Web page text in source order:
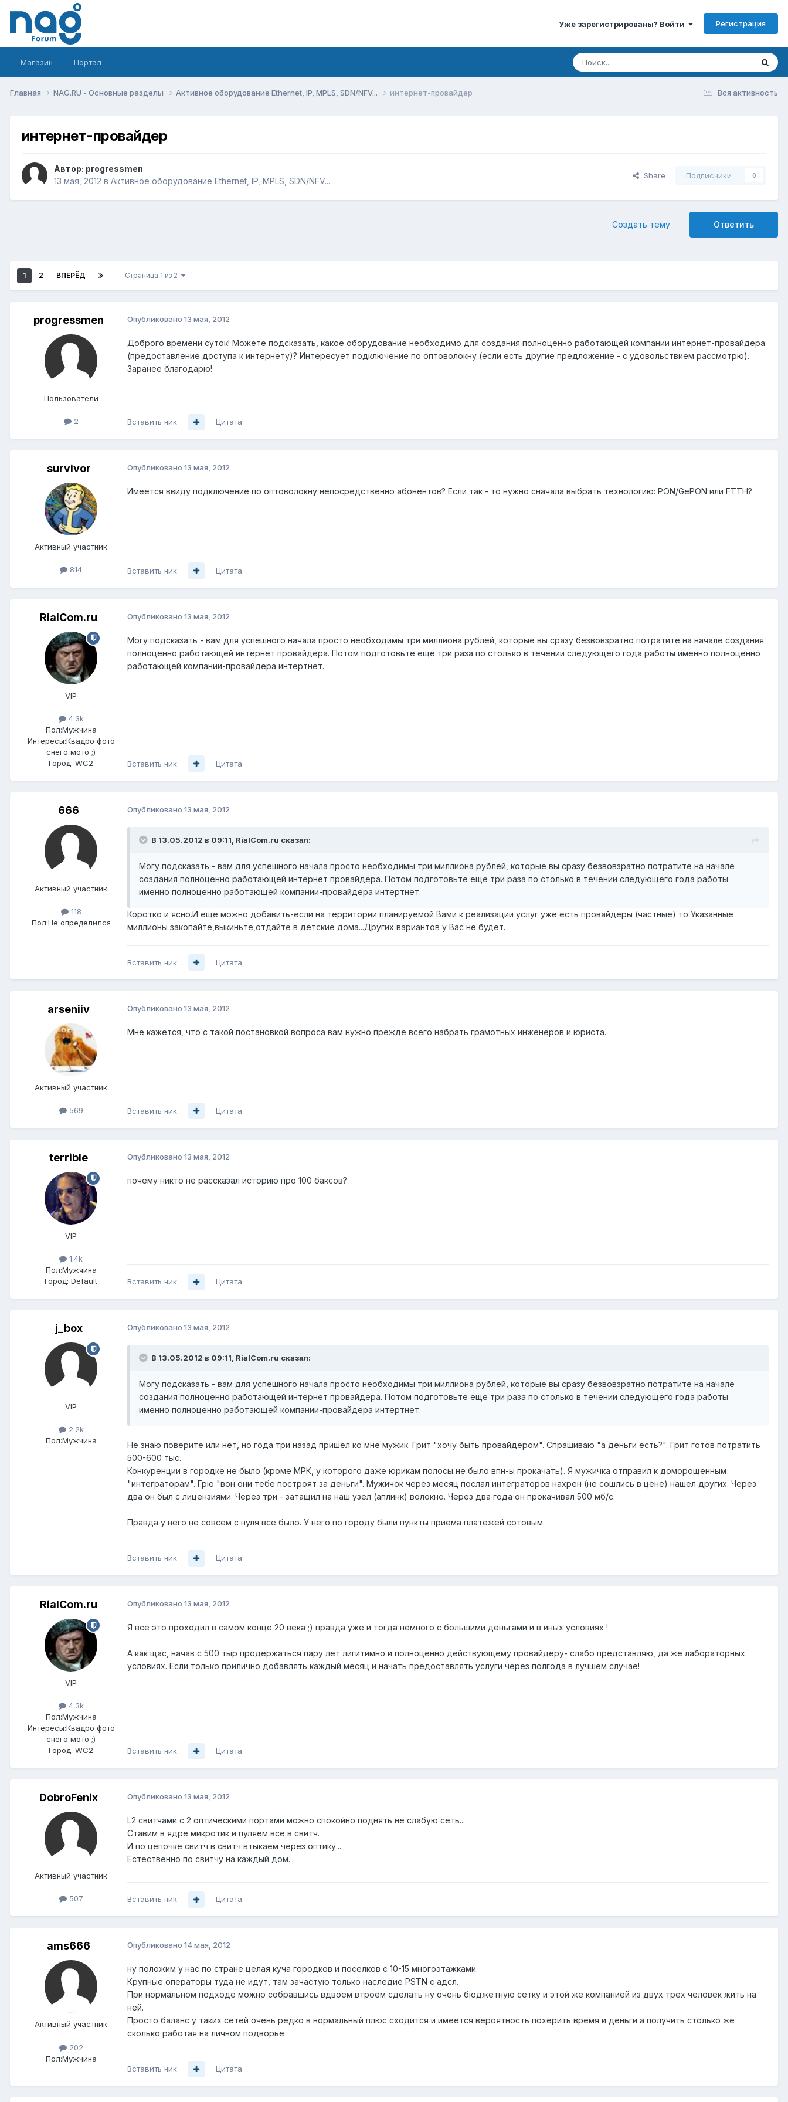
Уже зарегистрированы? Войти Регистрация
Магазин Портал
Вся активность
Главная NAG.RU - Основные разделы Активное оборудование Ethernet, IP, MPLS, SDN/NFV... интернет-провайдер
интернет-провайдер
Автор: progressmen
13 мая, 2012 в Активное оборудование Ethernet, IP, MPLS, SDN/NFV...
Share Подписчики 0
Ответить
Создать тему
1 2 ВПЕРЁД Страница 1 из 2
progressmen
Пользователи
2
Опубликовано 13 мая, 2012
Доброго времени суток! Можете подсказать, какое оборудование необходимо для создания полноценно работающей компании интернет-провайдера
(предоставление доступа к интернету)? Интересует подключение по оптоволокну (если есть другие предложение - с удовольствием рассмотрю).
Заранее благодарю!
Вставить ник Цитата
survivor
Активный участник
814
Опубликовано 13 мая, 2012
Имеется ввиду подключение по оптоволокну непосредственно абонентов? Если так - то нужно сначала выбрать технологию: PON/GePON или FTTH?
Вставить ник Цитата
RialCom.ru
VIP
4.3k
Пол:Мужчина
Интересы:Квадро фото
снего мото ;)
Город: WC2
Опубликовано 13 мая, 2012
Могу подсказать - вам для успешного начала просто необходимы три миллиона рублей, которые вы сразу безвовзратно потратите на начале создания
полноценно работающей интернет провайдера. Потом подготовьте еще три раза по столько в течении следующего года работы именно полноценно
работающей компании-провайдера интертнет.
Вставить ник Цитата
666
Активный участник
118
Пол:Не определился
Опубликовано 13 мая, 2012
В 13.05.2012 в 09:11, RialCom.ru сказал:
Могу подсказать - вам для успешного начала просто необходимы три миллиона рублей, которые вы сразу безвовзратно потратите на начале
создания полноценно работающей интернет провайдера. Потом подготовьте еще три раза по столько в течении следующего года работы
именно полноценно работающей компании-провайдера интертнет.
Коротко и ясно.И ещё можно добавить-если на территории планируемой Вами к реализации услуг уже есть провайдеры (частные) то Указанные
миллионы закопайте,выкиньте,отдайте в детские дома...Других вариантов у Вас не будет.
Вставить ник Цитата
arseniiv
Активный участник
569
Опубликовано 13 мая, 2012
Мне кажется, что с такой постановкой вопроса вам нужно прежде всего набрать грамотных инженеров и юриста.
Вставить ник Цитата
terrible
VIP
1.4k
Пол:Мужчина
Город: Default
Опубликовано 13 мая, 2012
почему никто не рассказал историю про 100 баксов?
Вставить ник Цитата
j_box
VIP
2.2k
Пол:Мужчина
Опубликовано 13 мая, 2012
В 13.05.2012 в 09:11, RialCom.ru сказал:
Могу подсказать - вам для успешного начала просто необходимы три миллиона рублей, которые вы сразу безвовзратно потратите на начале
создания полноценно работающей интернет провайдера. Потом подготовьте еще три раза по столько в течении следующего года работы
именно полноценно работающей компании-провайдера интертнет.
Не знаю поверите или нет, но года три назад пришел ко мне мужик. Грит "хочу быть провайдером". Спрашиваю "а деньги есть?". Грит готов потратить
500-600 тыс.
Конкуренции в городке не было (кроме МРК, у которого даже юрикам полосы не было впн-ы прокачать). Я мужичка отправил к доморощенным
"интеграторам". Грю "вон они тебе построят за деньги". Мужичок через месяц послал интеграторов нахрен (не сошлись в цене) нашел других. Через
два он был с лицензиями. Через три - затащил на наш узел (аплинк) волокно. Через два года он прокачивал 500 мб/с.
Правда у него не совсем с нуля все было. У него по городу были пункты приема платежей сотовым.
Вставить ник Цитата
RialCom.ru
VIP
4.3k
Пол:Мужчина
Интересы:Квадро фото
снего мото ;)
Город: WC2
Опубликовано 13 мая, 2012
Я все это проходил в самом конце 20 века ;) правда уже и тогда немного с большими деньгами и в иных условиях !
А как щас, начав с 500 тыр продержаться пару лет лигитимно и полноценно действующему провайдеру- слабо представляю, да же лабораторных
условиях. Если только прилично добавлять каждый месяц и начать предоставлять услуги через полгода в лучшем случае!
Вставить ник Цитата
DobroFenix
Активный участник
507
Опубликовано 13 мая, 2012
L2 свитчами с 2 оптическими портами можно спокойно поднять не слабую сеть...
Ставим в ядре микротик и пуляем всё в свитч.
И по цепочке свитч в свитч втыкаем через оптику...
Естественно по свитчу на каждый дом.
Вставить ник Цитата
ams666
Активный участник
202
Пол:Мужчина
Опубликовано 14 мая, 2012
ну положим у нас по стране целая куча городков и поселков с 10-15 многоэтажками.
Крупные операторы туда не идут, там зачастую только наследие PSTN с адсл.
При нормальном подходе можно собравшись вдвоем втроем сделать ну очень бюджетную сетку и этой же компанией из двух трех человек жить на
ней.
Просто баланс у таких сетей очень редко в нормальный плюс сходится и имеется вероятность похерить время и деньги а получить столько же
сколько работая на личном подворье
Вставить ник Цитата